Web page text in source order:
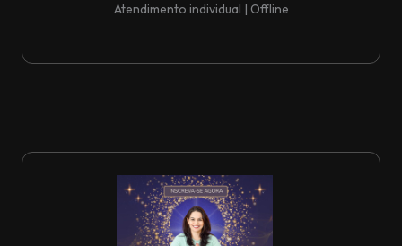
Atendimento individual | Offline